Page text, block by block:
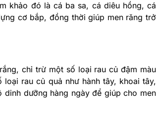
khảo đó là cá ba sa, cá diêu hồng, cá
cơ bắp, đồng thời giúp men răng trở
chỉ trừ một số loại rau củ đậm màu
rau củ quả như hành tây, khoai tây,
dưỡng hàng ngày để giúp cho men